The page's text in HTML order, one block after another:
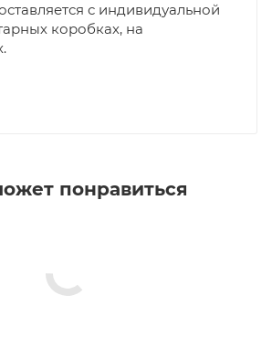
с индивидуальной
коробках, на
понравиться